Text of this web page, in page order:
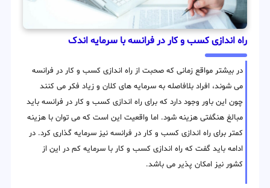
راه اندازی کسب و کار در فرانسه با سرمایه اندک
در بیشتر مواقع زمانی که صحبت از راه اندازی کسب و کار در فرانسه
می شوند، افراد بلافاصله به سرمایه های کلان و زیاد فکر می کنند
چون این باور وجود دارد که برای راه اندازی کسب و کار در فرانسه باید
مبالغ هنگفتی هزینه شود. اما واقعیت این است که می توان با هزینه
کمتر برای راه اندازی کسب و کار در فرانسه نیز سرمایه گذاری کرد. در
ادامه باید گفت که راه اندازی کسب و کار با سرمایه کم در این از
کشور نیز امکان پذیر می باشد.